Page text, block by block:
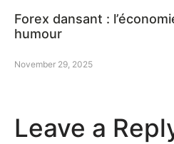
Forex dansant :
humour
November 29, 2025
Leave a